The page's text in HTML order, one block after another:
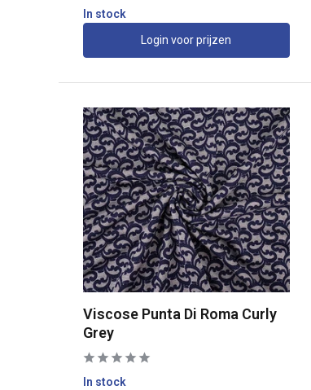
In stock
Login voor prijzen
Viscose Punta Di Roma Curly
Grey
In stock